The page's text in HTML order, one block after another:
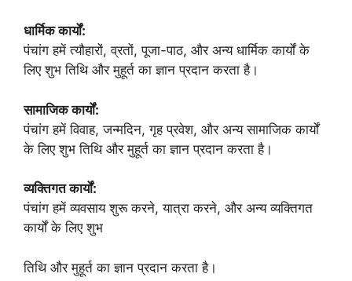
धार्मिक कार्यों:
पंचांग हमें त्यौहारों, व्रतों, पूजा-पाठ, और अन्य धार्मिक कार्यों के
लिए शुभ तिथि और मुहूर्त का ज्ञान प्रदान करता है।
सामाजिक कार्यों:
पंचांग हमें विवाह, जन्मदिन, गृह प्रवेश, और अन्य सामाजिक कार्यों
के लिए शुभ तिथि और मुहूर्त का ज्ञान प्रदान करता है।
व्यक्तिगत कार्यों:
पंचांग हमें व्यवसाय शुरू करने, यात्रा करने, और अन्य व्यक्तिगत
कार्यों के लिए शुभ
तिथि और मुहूर्त का ज्ञान प्रदान करता है।